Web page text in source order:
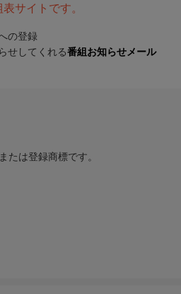
サイトです。
の登録
せしてくれる番組お知らせメール
たは登録商標です。